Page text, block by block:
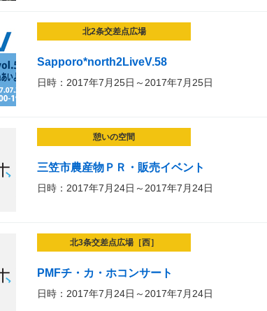
北2条交差点広場
Sapporo*north2LiveV.58
日時：2017年7月25日～2017年7月25日
憩いの空間
三笠市農産物ＰＲ・販売イベント
日時：2017年7月24日～2017年7月24日
北3条交差点広場［西］
PMFチ・カ・ホコンサート
日時：2017年7月24日～2017年7月24日